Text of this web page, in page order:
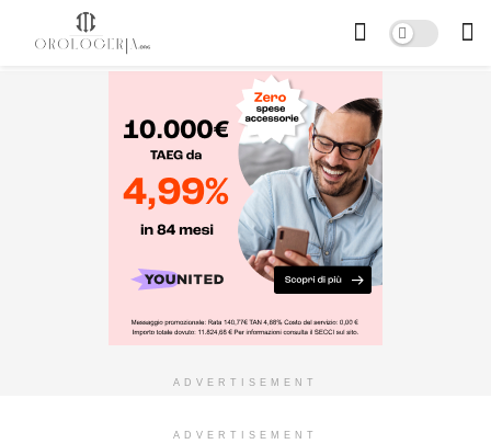
ADVERTISEMENT
ADVERTISEMENT